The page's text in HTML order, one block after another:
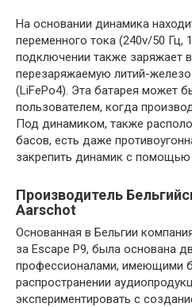
На основании динамика
переменного тока (240v/50 Гц,
подключении также заряжает
перезаряжаемую литий-
(LiFePo4). Эта батарея может
пользователем, когда
Под динамиком, также
басов, есть даже
закрепить динамик с помощью
Производитель
Aarschot
Основанная в Бельгии
за Escape P9, была основана
профессионалами, имеющими
распространении
экспериментировать с